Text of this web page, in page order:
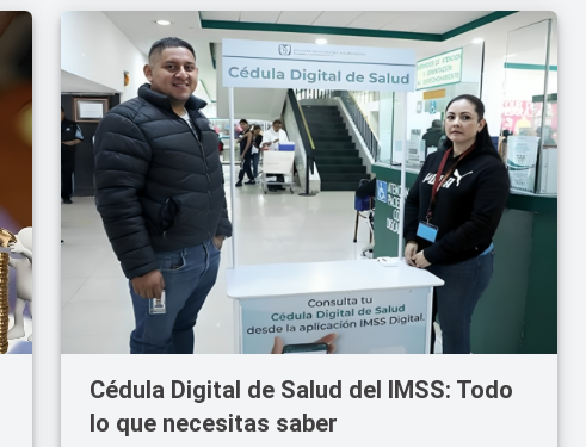
Cédula Digital de Salud del IMSS: Todo
lo que necesitas saber